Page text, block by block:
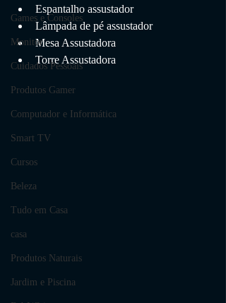
Games e Consoles
Monitor
Cuidados Pessoais
Produtos Gamer
Computador e Informática
Smart TV
Cursos
Beleza
Tudo em Casa
casa
Produtos Naturais
Jardim e Piscina
Espantalho assustador
Lâmpada de pé assustador
Mesa Assustadora
Torre Assustadora